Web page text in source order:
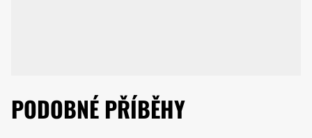
PODOBNÉ PŘÍBĚHY